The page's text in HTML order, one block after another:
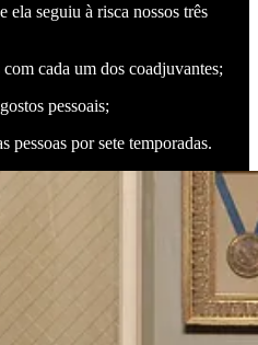
seguiu à risca nossos três
cada um dos coadjuvantes;
pessoais;
pessoas por sete temporadas.